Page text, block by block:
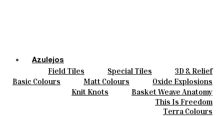
Azulejos
Field Tiles Special Tiles
3D & Relief
Hand Painted
Bold Pattern
Parquet Bisque
Natural Cotto
Smink Studio
Elisa Passino
Paulo Vale
Cores
Basic Colours Matt Colours
Oxide Explosions
Special Firing
Vintage Metallics
Dry Colours
Terra Colours
Cerâmicas
Knit Knots
Basket Weave Anatomy
This Is Freedom
Personalizar